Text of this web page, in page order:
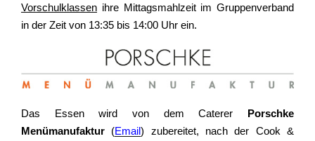
Vorschulklassen ihre Mittagsmahlzeit im Gruppenverband
in der Zeit von 13:35 bis 14:00 Uhr ein.
Das Essen wird von dem Caterer Porschke
Menümanufaktur (Email) zubereitet, nach der Cook &